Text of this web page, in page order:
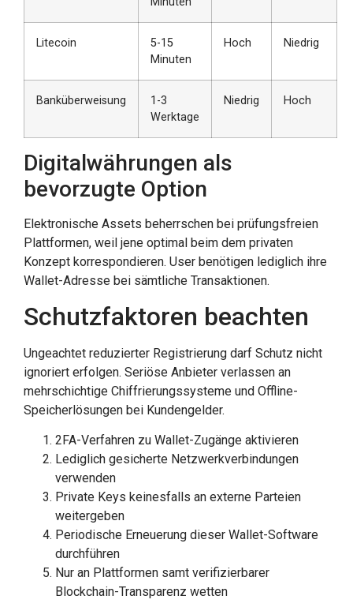
Litecoin
5-15
Minuten
Hoch Niedrig
Banküberweisung
1-3
Werktage
Niedrig Hoch
Digitalwährungen als
bevorzugte Option
Elektronische Assets beherrschen bei prüfungsfreien
Plattformen, weil jene optimal beim dem privaten
Konzept korrespondieren. User benötigen lediglich ihre
Wallet-Adresse bei sämtliche Transaktionen.
Schutzfaktoren beachten
Ungeachtet reduzierter Registrierung darf Schutz nicht
ignoriert erfolgen. Seriöse Anbieter verlassen an
mehrschichtige Chiffrierungssysteme und Offline-
Speicherlösungen bei Kundengelder.
2FA-Verfahren zu Wallet-Zugänge aktivieren
Lediglich gesicherte Netzwerkverbindungen
verwenden
Private Keys keinesfalls an externe Parteien
weitergeben
Periodische Erneuerung dieser Wallet-Software
durchführen
Nur an Plattformen samt verifizierbarer
Blockchain-Transparenz wetten